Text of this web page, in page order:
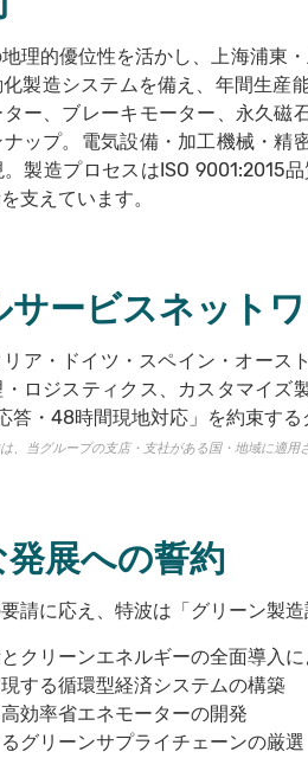
理的優位性を活かし、上海浦東
製造システムを備え、年間生産
ー、ブレーキモーター、永久
ップ。電気設備・加工機械・
製造プロセスはISO 9001:2015
支えています。
サービスネット
ア・ドイツ・スペイン・オース
ロジスティクス、カスタマイズ
答・48時間現地対応」を約束する
、当グループの支店・支社がある国・地域に適用
展への誓約
請に応え、特波は「グリーン製造
とクリーンエネルギーの全面導入
する循環型経済システムの構築
効率省エネモーターの開発
グリーンサプライチェーンの厳選